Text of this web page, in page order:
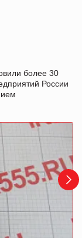
более 30
России